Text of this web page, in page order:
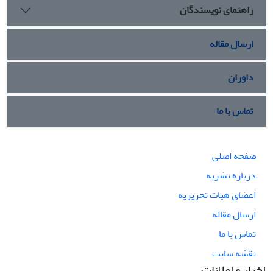
راهنمای نویسندگان
ارسال مقاله
داوران
تماس با ما
صفحه اصلی
درباره نشریه
اعضای هیات تحریریه
ارسال مقاله
تماس با ما
نقشه سایت